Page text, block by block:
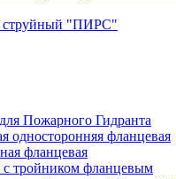
струйный "ПИРС"
Пожарного Гидранта
односторонняя фланцевая
фланцевая
с тройником фланцевым